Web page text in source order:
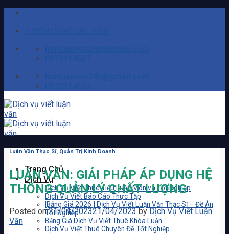
Skip
content
Trang Chủ
Dịch Vụ
Dịch Vụ Viết Thuê Tiểu Luận Môn và Tốt Nghiệp
Dịch Vụ Viết Báo Cáo Thực Tập
[Bảng Giá 2026 ] Dịch Vụ Viết Luận Văn Thạc Sĩ – Đề Án
Tốt Nghiệp
Bảng Giá Dịch Vụ Viết Thuê Khóa Luận
Dịch Vụ Viết Thuê Chuyên Đề Tốt Nghiệp
Luận Văn Thạc Sĩ, Quản Trị Kinh Doanh
LUẬN VĂN: GIẢI PHÁP ÁP DỤNG HỆ
THỐNG QUẢN LÝ CHẤT LƯỢNG
Posted on21/04/202321/04/2023byDịch Vụ Viết Luận
Văn